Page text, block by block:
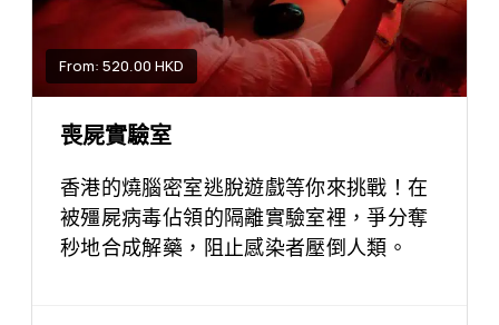
From: 520.00 HKD
喪屍實驗室
香港的燒腦密室逃脫遊戲等你來挑戰！在
被殭屍病毒佔領的隔離實驗室裡，爭分奪
秒地合成解藥，阻止感染者壓倒人類。